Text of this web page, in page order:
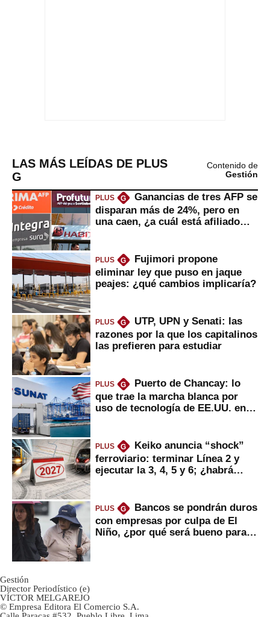
LAS MÁS LEÍDAS DE PLUS
G
Contenido de
Gestión
PLUS G
Ganancias de tres AFP se
disparan más de 24%, pero en
una caen, ¿a cuál está afiliado
PLUS G
Fujimori propone
eliminar ley que puso en jaque
peajes: ¿qué cambios implicaría?
PLUS G
UTP, UPN y Senati: las
razones por la que los capitalinos
las prefieren para estudiar
PLUS G
Puerto de Chancay: lo
que trae la marcha blanca por
uso de tecnología de EE.UU. en
PLUS G
Keiko anuncia “shock”
ferroviario: terminar Línea 2 y
ejecutar la 3, 4, 5 y 6; ¿habrá
PLUS G
Bancos se pondrán duros
con empresas por culpa de El
Niño, ¿por qué será bueno para
Gestión
Director Periodístico (e)
VÍCTOR MELGAREJO
© Empresa Editora El Comercio S.A.